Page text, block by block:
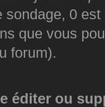
sondage, 0
que vous
forum).
éditer ou